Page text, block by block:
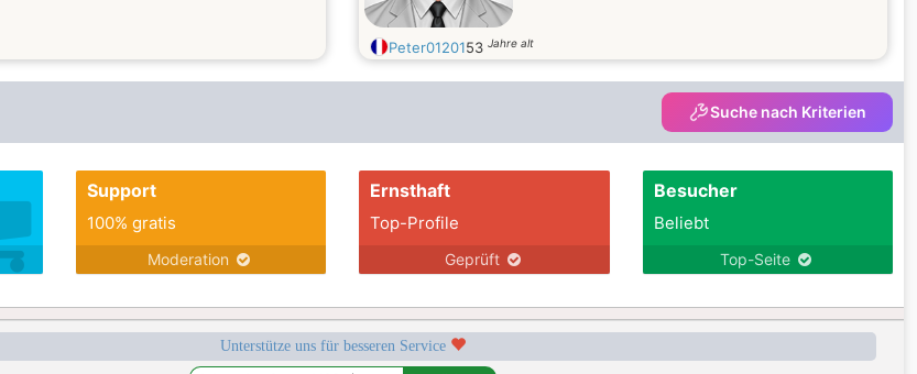
Peter0120153 Jahre alt
Suche nach Kriterien
Support
100% gratis
Moderation
Ernsthaft
Top-Profile
Geprüft
Besucher
Beliebt
Top-Seite
Unterstütze uns für besseren Service